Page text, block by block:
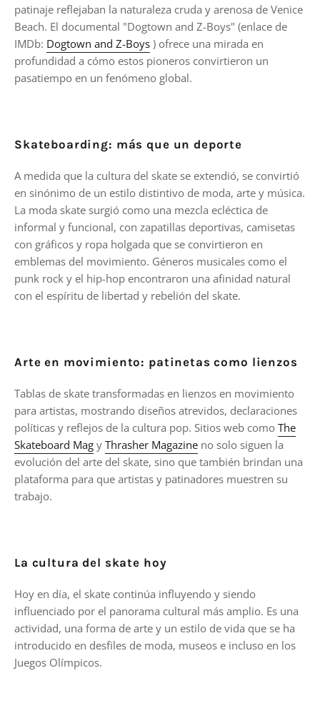
patinaje reflejaban la naturaleza cruda y arenosa de Venice
Beach. El documental "Dogtown and Z-Boys" (enlace de
IMDb: Dogtown and Z-Boys ) ofrece una mirada en
profundidad a cómo estos pioneros convirtieron un
pasatiempo en un fenómeno global.
Skateboarding: más que un deporte
A medida que la cultura del skate se extendió, se convirtió
en sinónimo de un estilo distintivo de moda, arte y música.
La moda skate surgió como una mezcla ecléctica de
informal y funcional, con zapatillas deportivas, camisetas
con gráficos y ropa holgada que se convirtieron en
emblemas del movimiento. Géneros musicales como el
punk rock y el hip-hop encontraron una afinidad natural
con el espíritu de libertad y rebelión del skate.
Arte en movimiento: patinetas como lienzos
Tablas de skate transformadas en lienzos en movimiento
para artistas, mostrando diseños atrevidos, declaraciones
políticas y reflejos de la cultura pop. Sitios web como The
Skateboard Mag y Thrasher Magazine no solo siguen la
evolución del arte del skate, sino que también brindan una
plataforma para que artistas y patinadores muestren su
trabajo.
La cultura del skate hoy
Hoy en día, el skate continúa influyendo y siendo
influenciado por el panorama cultural más amplio. Es una
actividad, una forma de arte y un estilo de vida que se ha
introducido en desfiles de moda, museos e incluso en los
Juegos Olímpicos.